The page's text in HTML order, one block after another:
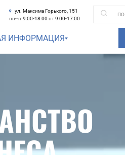
ул. Максима Горького, 151
пн-чт9:00-18:00 пт9:00-17:00
ИНФОРМАЦИЯ